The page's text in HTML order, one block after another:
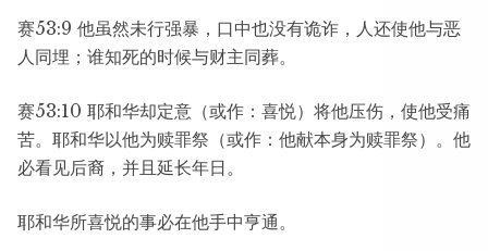
赛53:9 他虽然未行强暴，口中也没有诡诈，人还使他与恶
人同埋；谁知死的时候与财主同葬。
赛53:10 耶和华却定意（或作：喜悦）将他压伤，使他受痛
苦。耶和华以他为赎罪祭（或作：他献本身为赎罪祭）。他
必看见后裔，并且延长年日。
耶和华所喜悦的事必在他手中亨通。